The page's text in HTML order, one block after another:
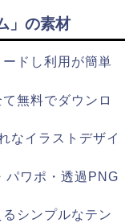
」の素材
ドし利用が簡単
無料でダウンロ
なイラストデザイ
ワポ・透過PNG
シンプルなテン